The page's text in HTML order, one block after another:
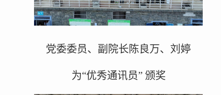
党委委员、副院长陈良万、刘婷
为“优秀通讯员” 颁奖